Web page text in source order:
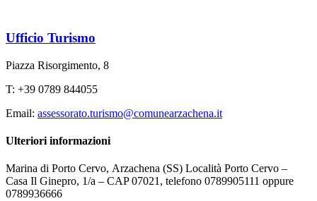
Ufficio Turismo
Piazza Risorgimento, 8
T: +39 0789 844055
Email: assessorato.turismo@comunearzachena.it
Ulteriori informazioni
Marina di Porto Cervo, Arzachena (SS) Località Porto Cervo –
Casa Il Ginepro, 1/a – CAP 07021, telefono 0789905111 oppure
0789936666